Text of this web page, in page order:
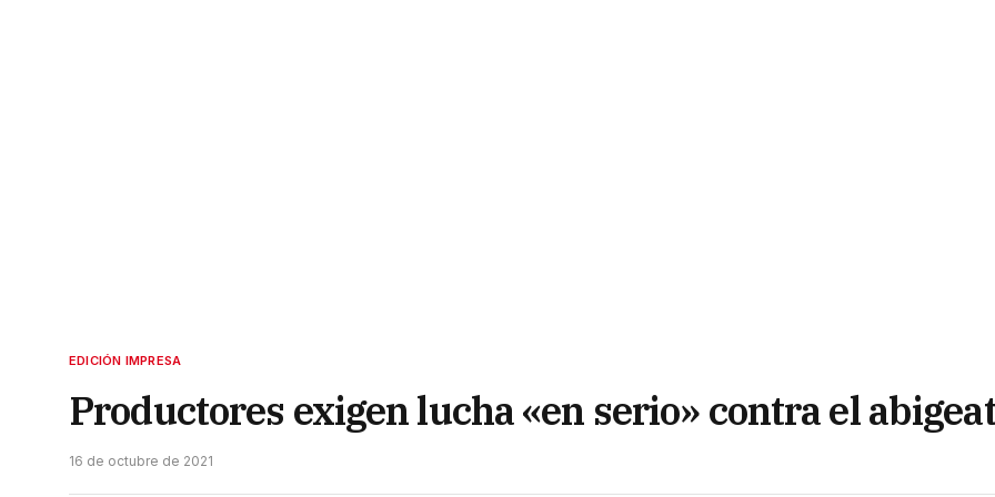
EDICIÓN IMPRESA
Productores exigen lucha «en serio» contra el
16 de octubre de 2021